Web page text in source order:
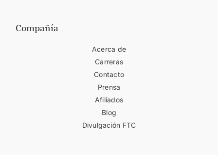
Compañía
Acerca de
Carreras
Contacto
Prensa
Afiliados
Blog
Divulgación FTC